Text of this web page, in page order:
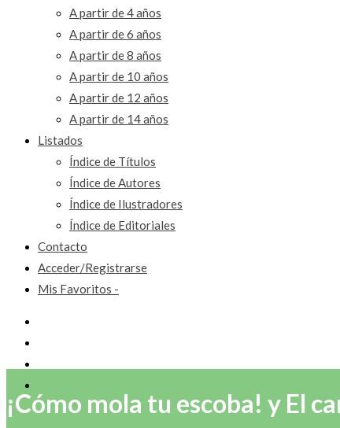
A partir de 4 años
A partir de 6 años
A partir de 8 años
A partir de 10 años
A partir de 12 años
A partir de 14 años
Listados
Índice de Títulos
Índice de Autores
Índice de Ilustradores
Índice de Editoriales
Contacto
Acceder/Registrarse
Mis Favoritos -
¡Cómo mola tu escoba! y El